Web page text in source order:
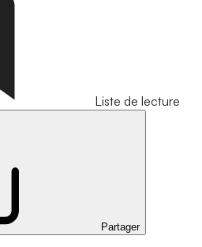
Liste de lecture
Partager